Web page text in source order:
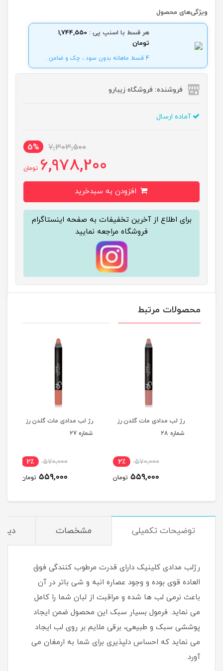
ویژگی‌های محصول
هر قسط با اسنپ پی : 1,744,550
تومان
4 قسط ماهانه بدون سود ، چک و ضامن .
فروشنده: فروشگاه زیبارو
آماده ارسال
7,303,500
5%
6,978,200 تومان
برای اطلاع از آخرین تخفیفات به صفحه اینستاگرام
فروشگاه مراجعه نمایید
محصولات مرتبط
رژ لب مدادی مات گلدن رز
شماره 28
570,000 2٪
559,000 تومان
رژ لب مدادی مات گلدن رز
شماره 27
570,000 2٪
559,000 تومان
توضیحات تکمیلی مشخصات
رژلب مدادی کلینیک دارای قدرت مرطوب کنندگی فوق
العاده قوی بوده و وجود عصاره انبه و شی باتر در آن
باعث نرمی لب ها شده و مراقبت از لبان شما را کامل
می نماید. فرمول بسیار سبک این محصول ضمن ایجاد
پوششی سبک و طبیعی، برقی ملایم بر روی لب ایجاد
می نماید که احساس دلپذیری برای شما به ارمغان می
آورد.